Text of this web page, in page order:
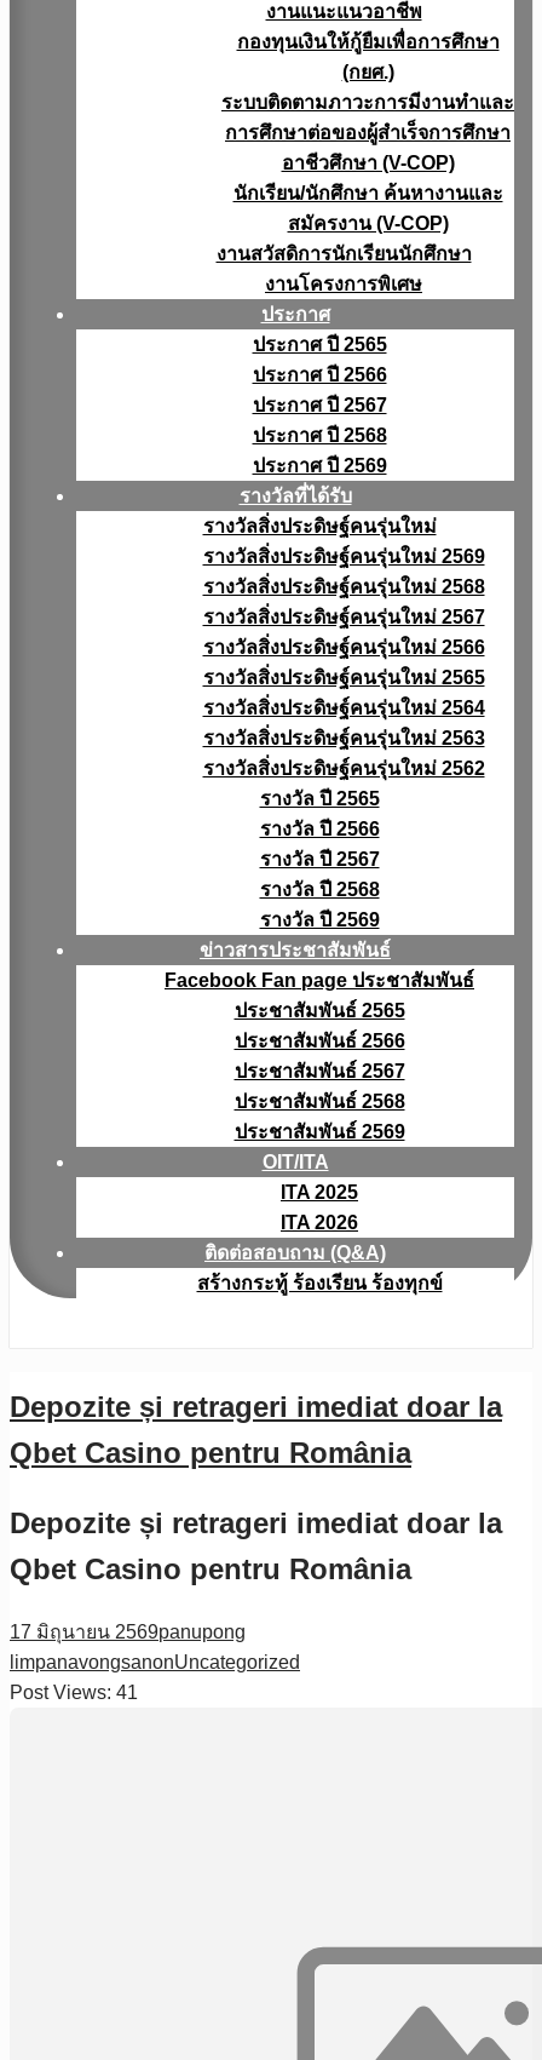
งานแนะแนวอาชีพ
กองทุนเงินให้กู้ยืมเพื่อการศึกษา
(กยศ.)
ระบบติดตามภาวะการมีงานทำและ
การศึกษาต่อของผู้สำเร็จการศึกษา
อาชีวศึกษา (V-COP)
นักเรียน/นักศึกษา ค้นหางานและ
สมัครงาน (V-COP)
งานสวัสดิการนักเรียนนักศึกษา
งานโครงการพิเศษ
ประกาศ
ประกาศ ปี 2565
ประกาศ ปี 2566
ประกาศ ปี 2567
ประกาศ ปี 2568
ประกาศ ปี 2569
รางวัลที่ได้รับ
รางวัลสิ่งประดิษฐ์คนรุ่นใหม่
รางวัลสิ่งประดิษฐ์คนรุ่นใหม่ 2569
รางวัลสิ่งประดิษฐ์คนรุ่นใหม่ 2568
รางวัลสิ่งประดิษฐ์คนรุ่นใหม่ 2567
รางวัลสิ่งประดิษฐ์คนรุ่นใหม่ 2566
รางวัลสิ่งประดิษฐ์คนรุ่นใหม่ 2565
รางวัลสิ่งประดิษฐ์คนรุ่นใหม่ 2564
รางวัลสิ่งประดิษฐ์คนรุ่นใหม่ 2563
รางวัลสิ่งประดิษฐ์คนรุ่นใหม่ 2562
รางวัล ปี 2565
รางวัล ปี 2566
รางวัล ปี 2567
รางวัล ปี 2568
รางวัล ปี 2569
ข่าวสารประชาสัมพันธ์
Facebook Fan page ประชาสัมพันธ์
ประชาสัมพันธ์ 2565
ประชาสัมพันธ์ 2566
ประชาสัมพันธ์ 2567
ประชาสัมพันธ์ 2568
ประชาสัมพันธ์ 2569
OIT/ITA
ITA 2025
ITA 2026
ติดต่อสอบถาม (Q&A)
สร้างกระทู้ ร้องเรียน ร้องทุกข์
Depozite și retrageri imediat doar la
Qbet Casino pentru România
Depozite și retrageri imediat doar la
Qbet Casino pentru România
17 มิถุนายน 2569panupong
limpanavongsanonUncategorized
Post Views: 41